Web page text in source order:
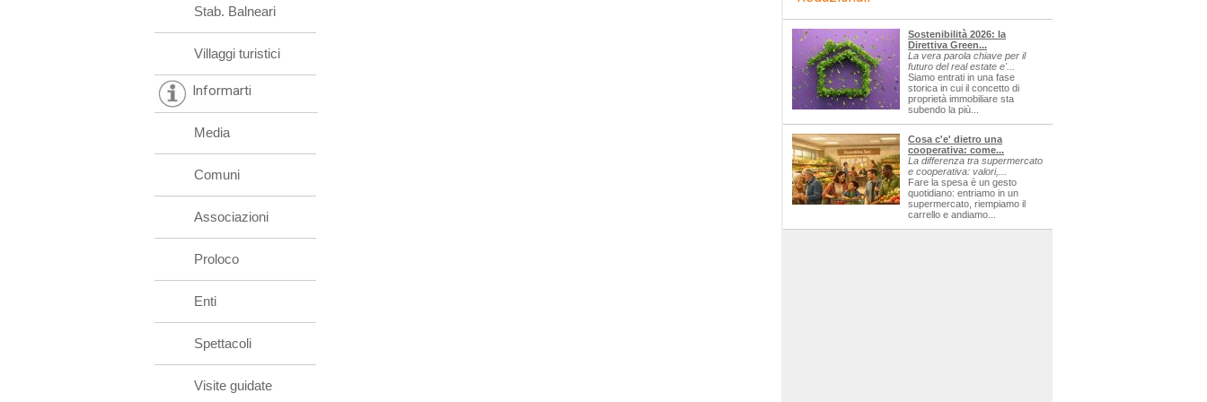
Stab. Balneari
Villaggi turistici
Informarti
Media
Comuni
Associazioni
Proloco
Enti
Spettacoli
Visite guidate
Sostenibilità 2026: la
Direttiva Green...
La vera parola chiave per il
futuro del real estate e'...
Siamo entrati in una fase
storica in cui il concetto di
proprietà immobiliare sta
subendo la più...
Cosa c'e' dietro una
cooperativa: come...
La differenza tra supermercato
e cooperativa: valori,...
Fare la spesa è un gesto
quotidiano: entriamo in un
supermercato, riempiamo il
carrello e andiamo...